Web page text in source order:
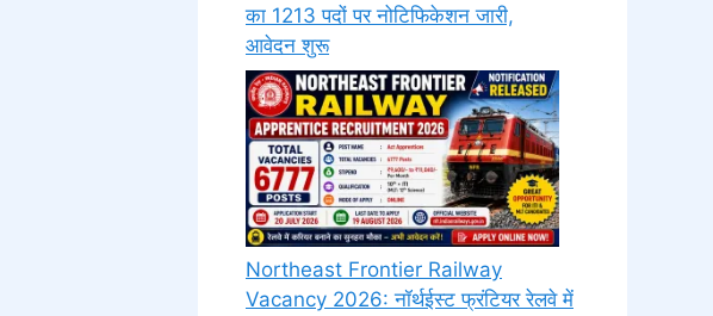
का 1213 पदों पर नोटिफिकेशन जारी,
आवेदन शुरू
Northeast Frontier Railway
Vacancy 2026: नॉर्थईस्ट फ्रंटियर रेलवे में